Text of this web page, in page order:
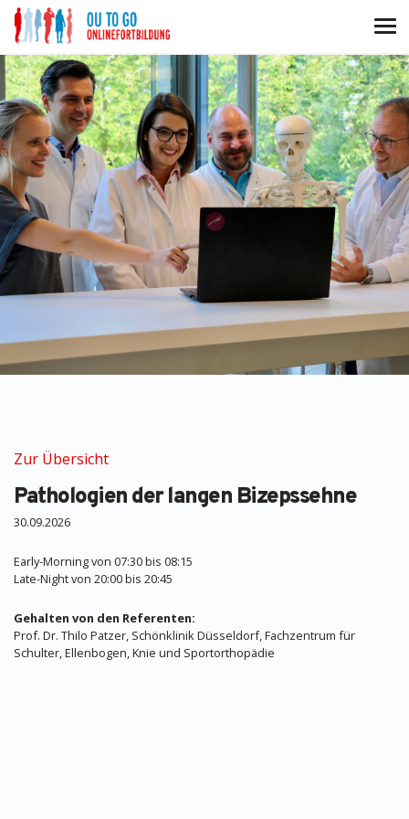
Zur Übersicht
Pathologien der langen Bizepssehne
30.09.2026
Early-Morning von 07:30 bis 08:15
Late-Night von 20:00 bis 20:45
Gehalten von den Referenten:
Prof. Dr. Thilo Patzer, Schönklinik Düsseldorf, Fachzentrum für
Schulter, Ellenbogen, Knie und Sportorthopädie